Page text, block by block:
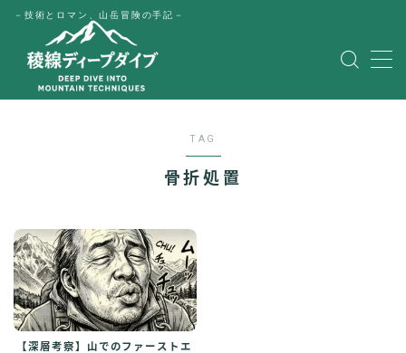
－技術とロマン、山岳冒険の手記－
MENU
Japanese
TAG
骨折処置
【深層考察】山でのファーストエ